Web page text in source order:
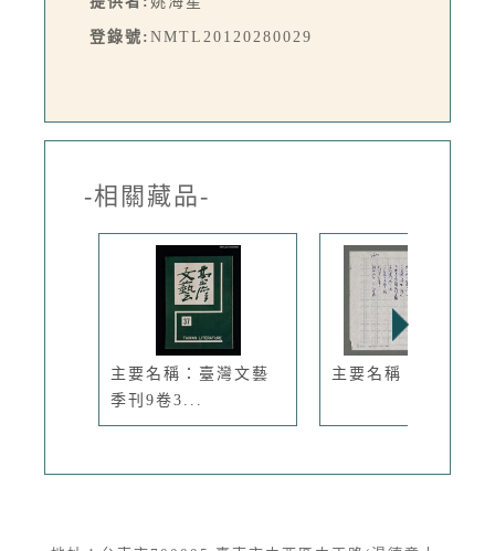
登錄號: NMTL20120280029
-相關藏品-
主要名稱：臺灣文藝
季刊9卷3...
主要名稱：守望